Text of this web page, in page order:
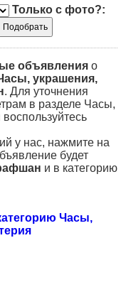
Только с фото?:
объявления о
украшения,
. Для уточнения
в разделе Часы,
у нас, нажмите на
будет
и в категорию
Часы,